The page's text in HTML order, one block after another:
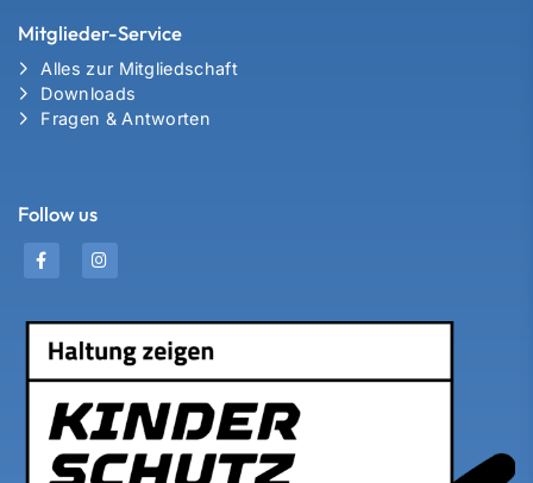
Mitglieder-Service
Alles zur Mitgliedschaft
Downloads
Fragen & Antworten
Follow us